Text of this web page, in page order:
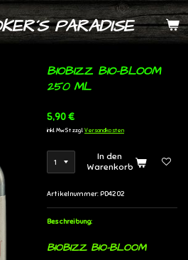
PARADISE
BIOBIZZ BIO-BLOOM
250 ML
5,90 €
inkl. MwSt zzgl. Versandkosten
In den
Warenkorb
Artikelnummer:PD4202
Beschreibung:
BIOBIZZ BIO-BLOOM